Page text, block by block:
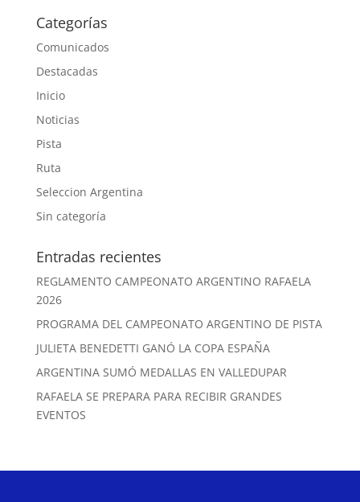
Categorías
Comunicados
Destacadas
Inicio
Noticias
Pista
Ruta
Seleccion Argentina
Sin categoría
Entradas recientes
REGLAMENTO CAMPEONATO ARGENTINO RAFAELA
2026
PROGRAMA DEL CAMPEONATO ARGENTINO DE PISTA
JULIETA BENEDETTI GANÓ LA COPA ESPAÑA
ARGENTINA SUMÓ MEDALLAS EN VALLEDUPAR
RAFAELA SE PREPARA PARA RECIBIR GRANDES
EVENTOS